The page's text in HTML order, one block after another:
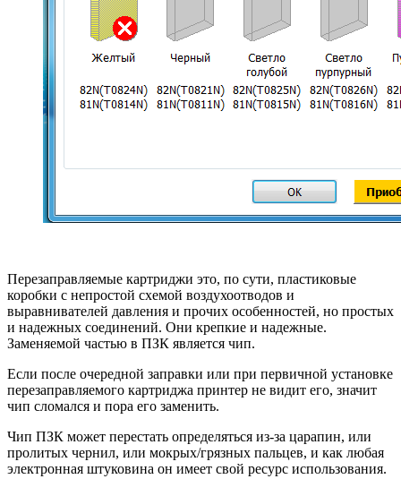
Перезаправляемые картриджи это, по сути, пластиковые
коробки с непростой схемой воздухоотводов и
выравнивателей давления и прочих особенностей, но простых
и надежных соединений. Они крепкие и надежные.
Заменяемой частью в ПЗК является чип.
Если после очередной заправки или при первичной установке
перезаправляемого картриджа принтер не видит его, значит
чип сломался и пора его заменить.
Чип ПЗК может перестать определяться из-за царапин, или
пролитых чернил, или мокрых/грязных пальцев, и как любая
электронная штуковина он имеет свой ресурс использования.